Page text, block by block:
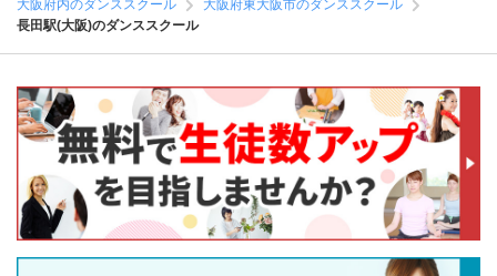
大阪府内のダンススクール
大阪府東大阪市のダンススクール
長田駅(大阪)のダンススクール